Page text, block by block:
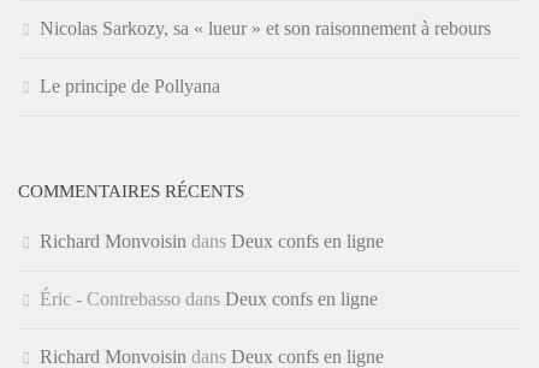
Nicolas Sarkozy, sa « lueur » et son raisonnement à rebours
Le principe de Pollyana
COMMENTAIRES RÉCENTS
Richard Monvoisin dans Deux confs en ligne
Éric - Contrebasso dans Deux confs en ligne
Richard Monvoisin dans Deux confs en ligne